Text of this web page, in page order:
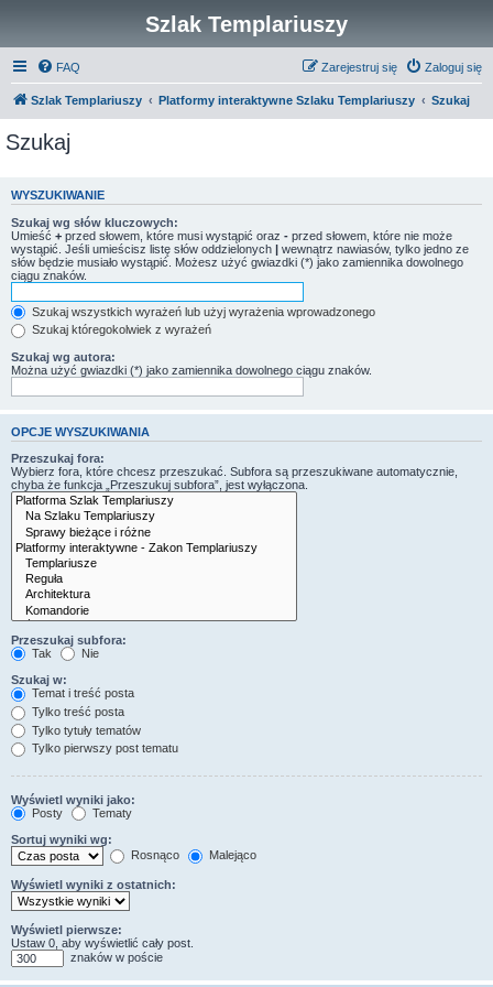
Szlak Templariuszy
FAQ Zaloguj się
Zarejestruj się
Szlak Templariuszy Platformy interaktywne Szlaku Templariuszy Szukaj
Szukaj
WYSZUKIWANIE
Szukaj wg słów kluczowych:
Umieść + przed słowem, które musi wystąpić oraz - przed słowem, które nie może
wystąpić. Jeśli umieścisz listę słów oddzielonych | wewnątrz nawiasów, tylko jedno ze
słów będzie musiało wystąpić. Możesz użyć gwiazdki (*) jako zamiennika dowolnego
ciągu znaków.
Szukaj wszystkich wyrażeń lub użyj wyrażenia wprowadzonego
Szukaj któregokolwiek z wyrażeń
Szukaj wg autora:
Można użyć gwiazdki (*) jako zamiennika dowolnego ciągu znaków.
OPCJE WYSZUKIWANIA
Przeszukaj fora:
Wybierz fora, które chcesz przeszukać. Subfora są przeszukiwane automatycznie,
chyba że funkcja „Przeszukuj subfora”, jest wyłączona.
Przeszukaj subfora:
Tak
Nie
Szukaj w:
Temat i treść posta
Tylko treść posta
Tylko tytuły tematów
Tylko pierwszy post tematu
Wyświetl wyniki jako:
Posty
Tematy
Sortuj wyniki wg:
Rosnąco
Malejąco
Wyświetl wyniki z ostatnich:
Wyświetl pierwsze:
Ustaw 0, aby wyświetlić cały post.
znaków w poście